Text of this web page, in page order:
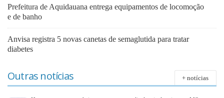
Prefeitura de Aquidauana entrega equipamentos de locomoção
e de banho
Anvisa registra 5 novas canetas de semaglutida para tratar
diabetes
Outras notícias + notícias